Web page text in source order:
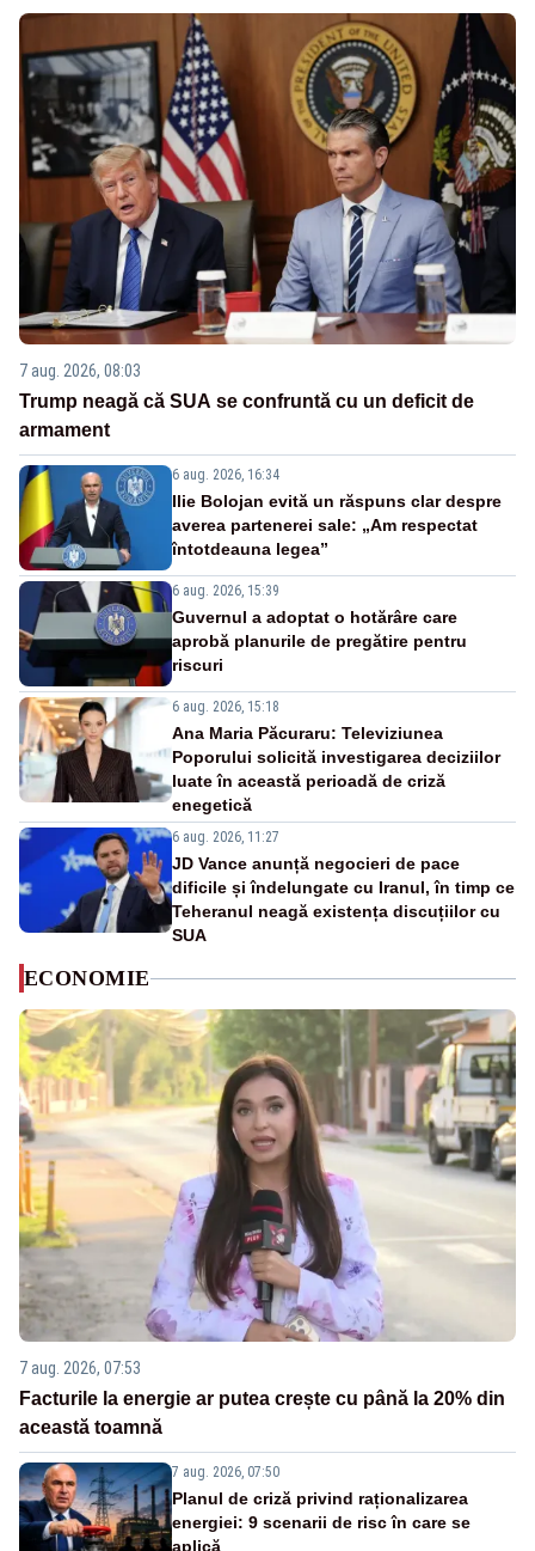
7 aug. 2026, 08:03
Trump neagă că SUA se confruntă cu un deficit de
armament
6 aug. 2026, 16:34
Ilie Bolojan evită un răspuns clar despre
averea partenerei sale: „Am respectat
întotdeauna legea”
6 aug. 2026, 15:39
Guvernul a adoptat o hotărâre care
aprobă planurile de pregătire pentru
riscuri
6 aug. 2026, 15:18
Ana Maria Păcuraru: Televiziunea
Poporului solicită investigarea deciziilor
luate în această perioadă de criză
enegetică
6 aug. 2026, 11:27
JD Vance anunță negocieri de pace
dificile și îndelungate cu Iranul, în timp ce
Teheranul neagă existența discuțiilor cu
SUA
ECONOMIE
7 aug. 2026, 07:53
Facturile la energie ar putea crește cu până la 20% din
această toamnă
7 aug. 2026, 07:50
Planul de criză privind raționalizarea
energiei: 9 scenarii de risc în care se
aplică